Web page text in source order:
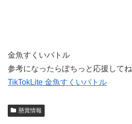
金魚すくいバトル
参考になったらぽちっと応援してね
TikTokLite 金魚すくいバトル
懸賞情報